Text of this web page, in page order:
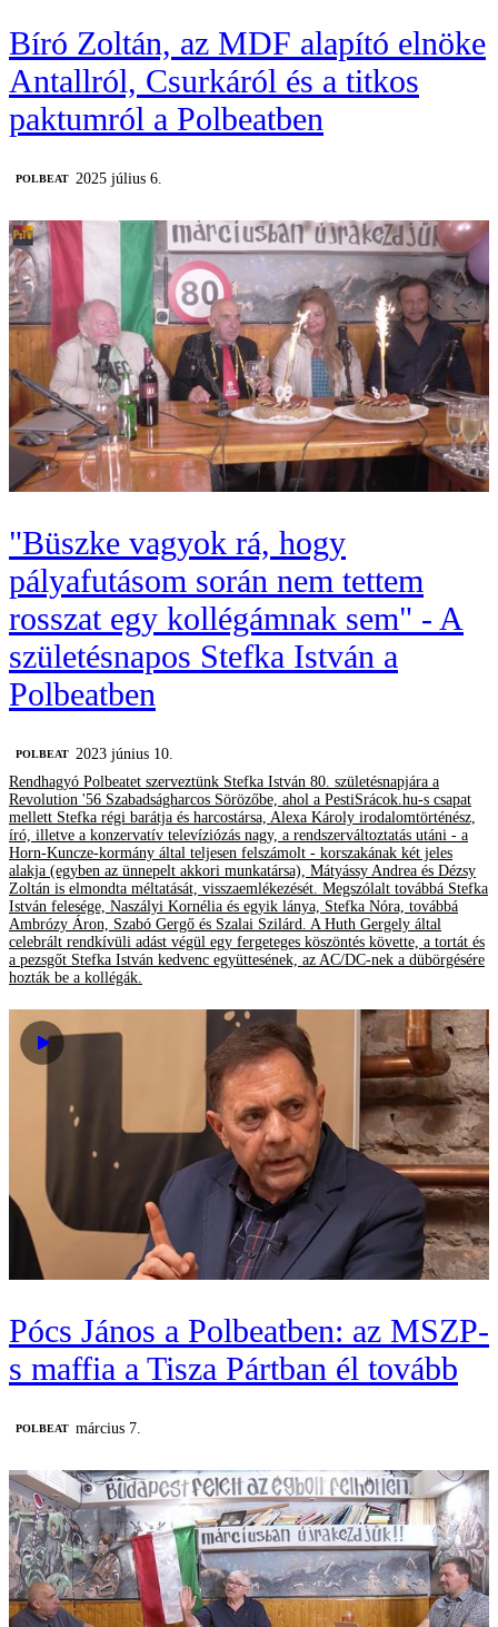
Bíró Zoltán, az MDF alapító elnöke
Antallról, Csurkáról és a titkos
paktumról a Polbeatben
‎POLBEAT 2025 július 6.
"Büszke vagyok rá, hogy
pályafutásom során nem tettem
rosszat egy kollégámnak sem" - A
születésnapos Stefka István a
Polbeatben
‎POLBEAT
2023 június 10.
Rendhagyó Polbeatet szerveztünk Stefka István 80. születésnapjára a
Revolution '56 Szabadságharcos Sörözőbe, ahol a PestiSrácok.hu-s csapat
mellett Stefka régi barátja és harcostársa, Alexa Károly irodalomtörténész,
író, illetve a konzervatív televíziózás nagy, a rendszerváltoztatás utáni - a
Horn-Kuncze-kormány által teljesen felszámolt - korszakának két jeles
alakja (egyben az ünnepelt akkori munkatársa), Mátyássy Andrea és Dézsy
Zoltán is elmondta méltatását, visszaemlékezését. Megszólalt továbbá Stefka
István felesége, Naszályi Kornélia és egyik lánya, Stefka Nóra, továbbá
Ambrózy Áron, Szabó Gergő és Szalai Szilárd. A Huth Gergely által
celebrált rendkívüli adást végül egy fergeteges köszöntés követte, a tortát és
a pezsgőt Stefka István kedvenc együttesének, az AC/DC-nek a dübörgésére
hozták be a kollégák.
Pócs János a Polbeatben: az MSZP-
s maffia a Tisza Pártban él tovább
‎POLBEAT március 7.